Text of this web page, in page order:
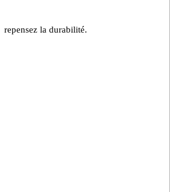
repensez la durabilité.